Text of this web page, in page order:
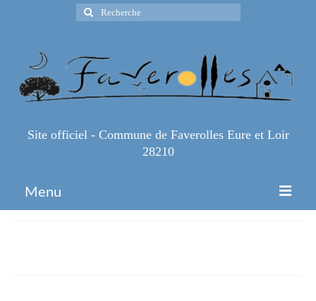
Rechercher
:
Site officiel - Commune de Faverolles Eure et Loir
28210
Menu